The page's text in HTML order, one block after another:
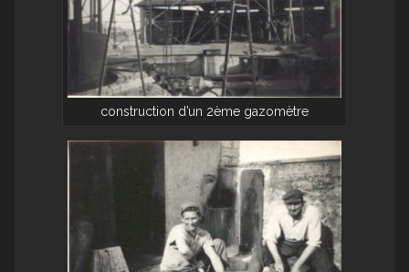
construction d’un 2ème gazomètre